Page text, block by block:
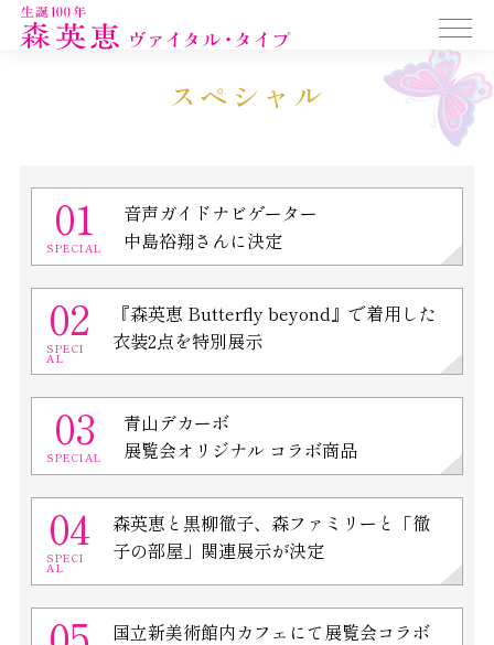
SPECIAL
スペシャル
01
SPECIAL
音声ガイドナビゲーター
中島裕翔さんに決定
02
SPECI
AL
『森英恵 Butterfly beyond』で着用した
衣装2点を特別展示
03
SPECIAL
青山デカーボ
展覧会オリジナル コラボ商品
04
SPECI
AL
森英恵と黒柳徹子、森ファミリーと「徹
子の部屋」関連展示が決定
国立新美術館内カフェにて展覧会コラボ